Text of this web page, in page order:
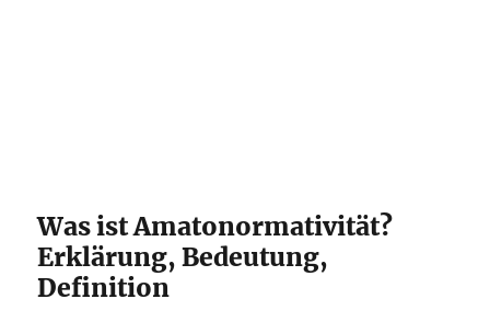
Was ist Amatonormativität?
Erklärung, Bedeutung,
Definition